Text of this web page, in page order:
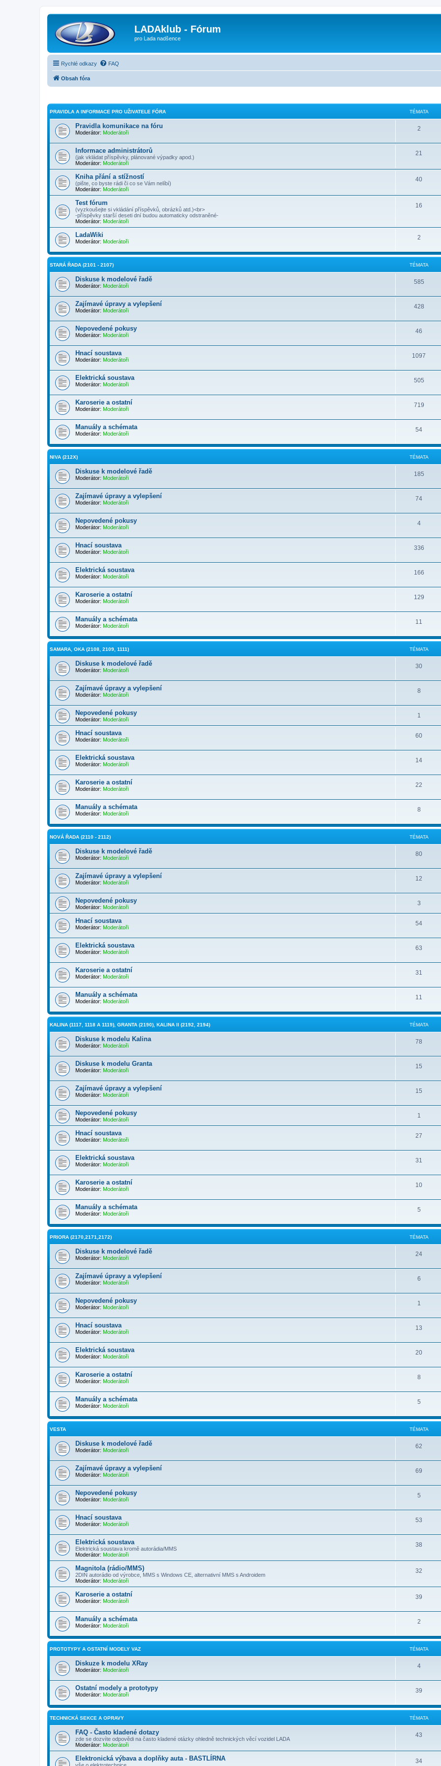
LADAklub - Fórum
pro Lada nadšence
Rychlé odkazy FAQ
Obsah fóra
PRAVIDLA A INFORMACE PRO UŽIVATELE FÓRA TÉMATA
Pravidla komunikace na fóru
Moderátor: Moderátoři
2
Informace administrátorů
(jak vkládat příspěvky, plánované výpadky apod.)
Moderátor: Moderátoři
21
Kniha přání a stížností
(pište, co byste rádi či co se Vám nelíbí)
Moderátor: Moderátoři
40
Test fórum
(vyzkoušejte si vkládání příspěvků, obrázků atd.)<br>
-příspěvky starší deseti dní budou automaticky odstraněné-
Moderátor: Moderátoři
16
LadaWiki
Moderátor: Moderátoři
2
STARÁ ŘADA (2101 - 2107) TÉMATA
Diskuse k modelové řadě
Moderátor: Moderátoři
585
Zajímavé úpravy a vylepšení
Moderátor: Moderátoři
428
Nepovedené pokusy
Moderátor: Moderátoři
46
Hnací soustava
Moderátor: Moderátoři
1097
Elektrická soustava
Moderátor: Moderátoři
505
Karoserie a ostatní
Moderátor: Moderátoři
719
Manuály a schémata
Moderátor: Moderátoři
54
NIVA (212X) TÉMATA
Diskuse k modelové řadě
Moderátor: Moderátoři
185
Zajímavé úpravy a vylepšení
Moderátor: Moderátoři
74
Nepovedené pokusy
Moderátor: Moderátoři
4
Hnací soustava
Moderátor: Moderátoři
336
Elektrická soustava
Moderátor: Moderátoři
166
Karoserie a ostatní
Moderátor: Moderátoři
129
Manuály a schémata
Moderátor: Moderátoři
11
SAMARA, OKA (2108, 2109, 1111) TÉMATA
Diskuse k modelové řadě
Moderátor: Moderátoři
30
Zajímavé úpravy a vylepšení
Moderátor: Moderátoři
8
Nepovedené pokusy
Moderátor: Moderátoři
1
Hnací soustava
Moderátor: Moderátoři
60
Elektrická soustava
Moderátor: Moderátoři
14
Karoserie a ostatní
Moderátor: Moderátoři
22
Manuály a schémata
Moderátor: Moderátoři
8
NOVÁ ŘADA (2110 - 2112) TÉMATA
Diskuse k modelové řadě
Moderátor: Moderátoři
80
Zajímavé úpravy a vylepšení
Moderátor: Moderátoři
12
Nepovedené pokusy
Moderátor: Moderátoři
3
Hnací soustava
Moderátor: Moderátoři
54
Elektrická soustava
Moderátor: Moderátoři
63
Karoserie a ostatní
Moderátor: Moderátoři
31
Manuály a schémata
Moderátor: Moderátoři
11
KALINA (1117, 1118 A 1119), GRANTA (2190), KALINA II (2192, 2194) TÉMATA
Diskuse k modelu Kalina
Moderátor: Moderátoři
78
Diskuse k modelu Granta
Moderátor: Moderátoři
15
Zajímavé úpravy a vylepšení
Moderátor: Moderátoři
15
Nepovedené pokusy
Moderátor: Moderátoři
1
Hnací soustava
Moderátor: Moderátoři
27
Elektrická soustava
Moderátor: Moderátoři
31
Karoserie a ostatní
Moderátor: Moderátoři
10
Manuály a schémata
Moderátor: Moderátoři
5
PRIORA (2170,2171,2172) TÉMATA
Diskuse k modelové řadě
Moderátor: Moderátoři
24
Zajímavé úpravy a vylepšení
Moderátor: Moderátoři
6
Nepovedené pokusy
Moderátor: Moderátoři
1
Hnací soustava
Moderátor: Moderátoři
13
Elektrická soustava
Moderátor: Moderátoři
20
Karoserie a ostatní
Moderátor: Moderátoři
8
Manuály a schémata
Moderátor: Moderátoři
5
VESTA TÉMATA
Diskuse k modelové řadě
Moderátor: Moderátoři
62
Zajímavé úpravy a vylepšení
Moderátor: Moderátoři
69
Nepovedené pokusy
Moderátor: Moderátoři
5
Hnací soustava
Moderátor: Moderátoři
53
Elektrická soustava
Elektrická soustava kromě autorádia/MMS
Moderátor: Moderátoři
38
Magnitola (rádio/MMS)
2DIN autorádio od výrobce, MMS s Windows CE, alternativní MMS s Androidem
Moderátor: Moderátoři
32
Karoserie a ostatní
Moderátor: Moderátoři
39
Manuály a schémata
Moderátor: Moderátoři
2
PROTOTYPY A OSTATNÍ MODELY VAZ TÉMATA
Diskuze k modelu XRay
Moderátor: Moderátoři
4
Ostatní modely a prototypy
Moderátor: Moderátoři
39
TECHNICKÁ SEKCE A OPRAVY TÉMATA
FAQ - Často kladené dotazy
zde se dozvíte odpovědi na často kladené otázky ohledně technických věcí vozidel LADA
Moderátor: Moderátoři
43
Elektronická výbava a doplňky auta - BASTLÍRNA 34